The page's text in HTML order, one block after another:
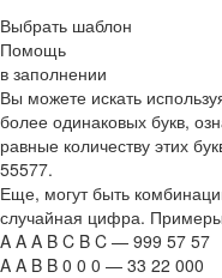
Выбрать шаблон
Помощь
в заполнении
Вы можете искать
более одинаковых букв,
равные количеству этих
55577.
Еще, могут быть
случайная цифра.
A A A B C B C — 999 57 57
A A B B 0 0 0 — 33 22 000